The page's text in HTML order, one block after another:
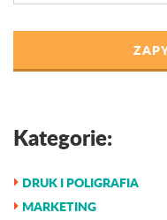
Kategorie:
DRUK I POLIGRAFIA
MARKETING